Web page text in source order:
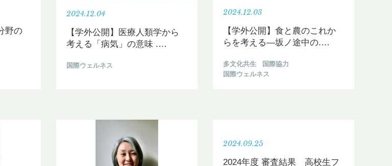
野の
2024.12.04
【学外公開】医療人類学から
考える「病気」の意味 .…
国際ウェルネス
2024.12.03
【学外公開】食と農のこれか
らを考える—坂ノ途中の.…
多文化共生
国際協力
国際ウェルネス
2024.09.25
2024年度 審査結果 高校生フ